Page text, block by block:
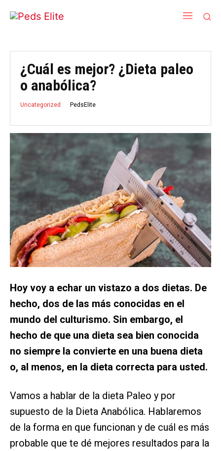
¿Cuál es mejor? ¿Dieta paleo
o anabólica?
Uncategorized PedsElite
Hoy voy a echar un vistazo a dos dietas. De
hecho, dos de las más conocidas en el
mundo del culturismo. Sin embargo, el
hecho de que una dieta sea bien conocida
no siempre la convierte en una buena dieta
o, al menos, en la dieta correcta para usted.
Vamos a hablar de la dieta Paleo y por
supuesto de la Dieta Anabólica. Hablaremos
de la forma en que funcionan y de cuál es más
probable que te dé mejores resultados para la